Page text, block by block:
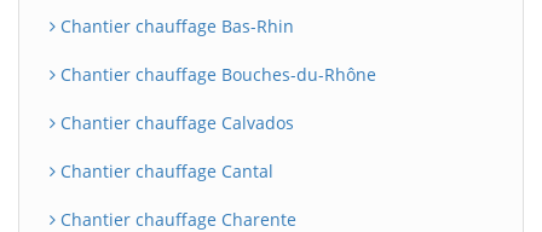
Chantier chauffage Bas-Rhin
Chantier chauffage Bouches-du-Rhône
Chantier chauffage Calvados
Chantier chauffage Cantal
Chantier chauffage Charente